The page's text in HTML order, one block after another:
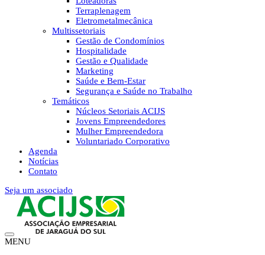
Terraplenagem
Eletrometalmecânica
Multissetoriais
Gestão de Condomínios
Hospitalidade
Gestão e Qualidade
Marketing
Saúde e Bem-Estar
Segurança e Saúde no Trabalho
Temáticos
Núcleos Setoriais ACIJS
Jovens Empreendedores
Mulher Empreendedora
Voluntariado Corporativo
Agenda
Notícias
Contato
Seja um associado
MENU